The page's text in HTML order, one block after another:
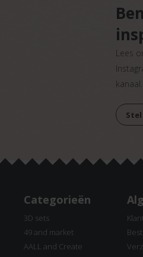
Lees
kanaal.
Categorieën
3D sets
49 and market
AALL and Create